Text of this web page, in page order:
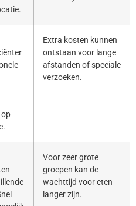
Extra kosten kunnen
ontstaan voor lange
afstanden of speciale
verzoeken.
Voor zeer grote
groepen kan de
wachttijd voor eten
langer zijn.